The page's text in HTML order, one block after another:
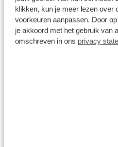
klikken, kun je meer lezen over
voorkeuren aanpassen. Door op
je akkoord met het gebruik van
omschreven in ons privacy
Broekhuis Lease. De rest